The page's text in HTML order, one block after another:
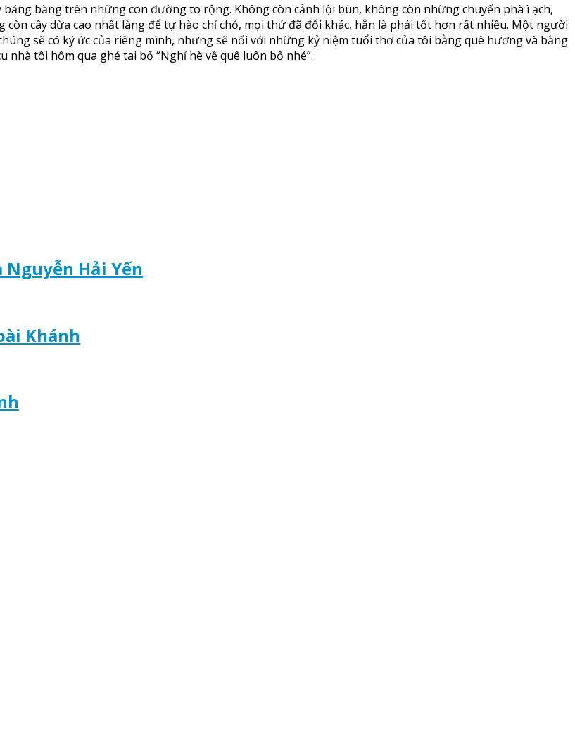
băng trên những con đường to rộng. Không còn cảnh lội bùn, không còn những chuyến phà ì ạch,
còn cây dừa cao nhất làng để tự hào chỉ chỏ, mọi thứ đã đổi khác, hẳn là phải tốt hơn rất nhiều. Một người
sẽ có ký ức của riêng mình, nhưng sẽ nối với những kỷ niệm tuổi thơ của tôi bằng quê hương và bằng
tôi hôm qua ghé tai bố “Nghỉ hè về quê luôn bố nhé”.
Hải Yến
Khánh